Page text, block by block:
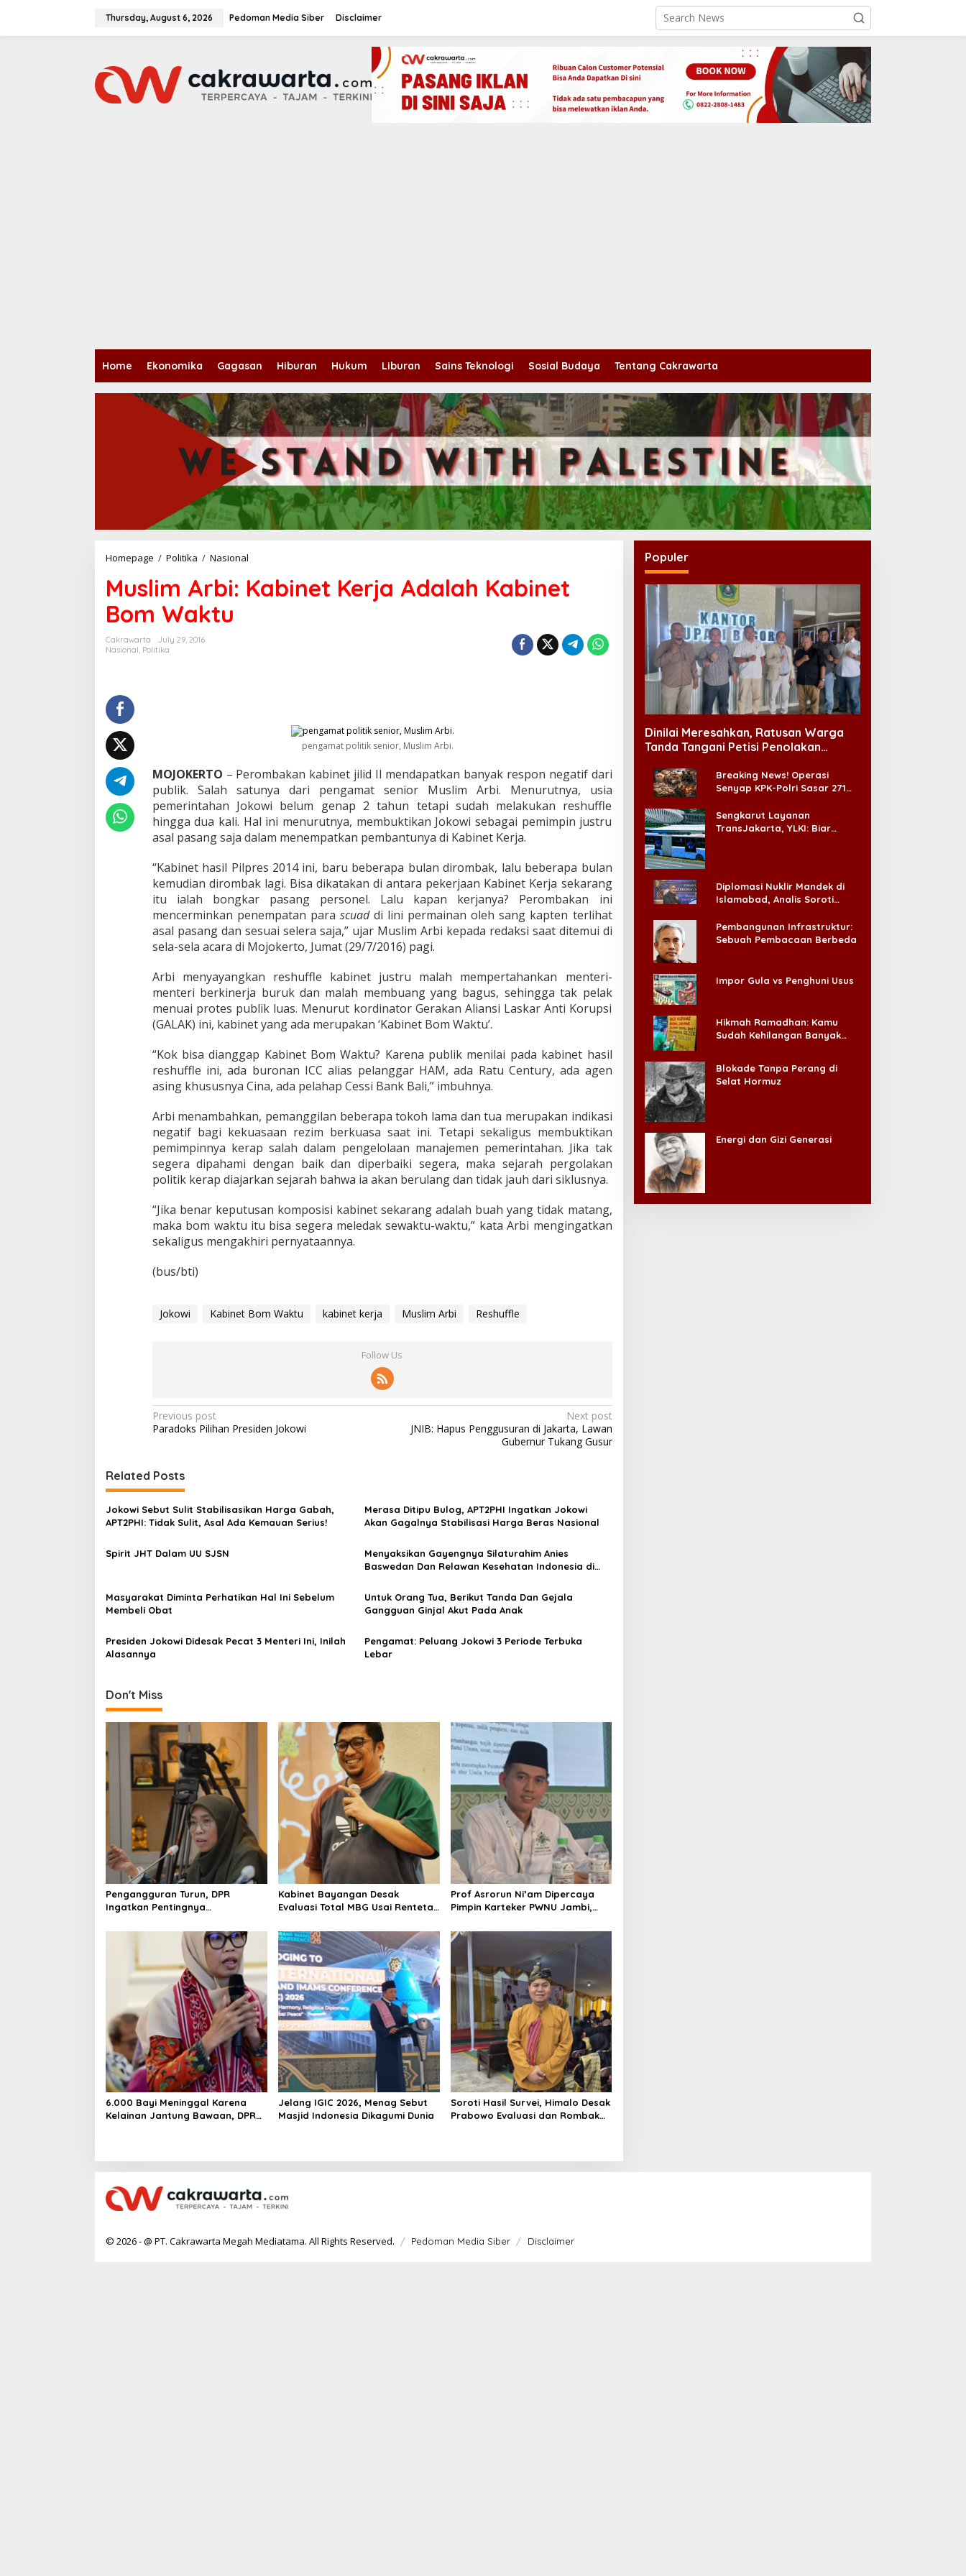
Thursday, August 6, 2026 Pedoman Media Siber Disclaimer
Home Ekonomika Gagasan Hiburan Hukum Liburan Sains Teknologi Sosial Budaya Tentang Cakrawarta
Homepage / Politika / Nasional
s
l
t
K
e
r
j
a
d
a
l
a
h
K
a
i
n
e
t
B
m
W
a
k
u
Muslim Arbi: Kabinet Kerja Adalah Kabinet
Bom Waktu
Cakrawarta
July 29, 2016
Nasional Politika
pengamat politik senior, Muslim Arbi.
MOJOKERTO – Perombakan kabinet jilid II mendapatkan banyak respon negatif dari
publik. Salah satunya dari pengamat senior Muslim Arbi. Menurutnya, usia
pemerintahan Jokowi belum genap 2 tahun tetapi sudah melakukan reshuffle
hingga dua kali. Hal ini menurutnya, membuktikan Jokowi sebagai pemimpin justru
asal pasang saja dalam menempatkan pembantunya di Kabinet Kerja.
“Kabinet hasil Pilpres 2014 ini, baru beberapa bulan dirombak, lalu beberapa bulan
kemudian dirombak lagi. Bisa dikatakan di antara pekerjaan Kabinet Kerja sekarang
itu ialah bongkar pasang personel. Lalu kapan kerjanya? Perombakan ini
mencerminkan penempatan para scuaddi lini permainan oleh sang kapten terlihat
asal pasang dan sesuai selera saja,” ujar Muslim Arbi kepada redaksi saat ditemui di
sela-sela acara di Mojokerto, Jumat (29/7/2016) pagi.
Arbi menyayangkan reshuffle kabinet justru malah mempertahankan menteri-
menteri berkinerja buruk dan malah membuang yang bagus, sehingga tak pelak
menuai protes publik luas. Menurut kordinator Gerakan Aliansi Laskar Anti Korupsi
(GALAK) ini, kabinet yang ada merupakan ‘Kabinet Bom Waktu’.
“Kok bisa dianggap Kabinet Bom Waktu? Karena publik menilai pada kabinet hasil
reshuffle ini, ada buronan ICC alias pelanggar HAM, ada Ratu Century, ada agen
asing khususnya Cina, ada pelahap Cessi Bank Bali,” imbuhnya.
Arbi menambahkan, pemanggilan beberapa tokoh lama dan tua merupakan indikasi
negatif bagi kekuasaan rezim berkuasa saat ini. Tetapi sekaligus membuktikan
pemimpinnya kerap salah dalam pengelolaan manajemen pemerintahan. Jika tak
segera dipahami dengan baik dan diperbaiki segera, maka sejarah pergolakan
politik kerap diajarkan sejarah bahwa ia akan berulang dan tidak jauh dari siklusnya.
“Jika benar keputusan komposisi kabinet sekarang adalah buah yang tidak matang,
maka bom waktu itu bisa segera meledak sewaktu-waktu,” kata Arbi mengingatkan
sekaligus mengakhiri pernyataannya.
(bus/bti)
Jokowi Kabinet Bom Waktu kabinet kerja Muslim Arbi Reshuffle
Follow Us
P
o
t
n
a
i
a
t
i
o
Previous post
Paradoks Pilihan Presiden Jokowi
Next post
JNIB: Hapus Penggusuran di Jakarta, Lawan
Gubernur Tukang Gusur
Related Posts
Jokowi Sebut Sulit Stabilisasikan Harga Gabah,
APT2PHI: Tidak Sulit, Asal Ada Kemauan Serius!
Merasa Ditipu Bulog, APT2PHI Ingatkan Jokowi
Akan Gagalnya Stabilisasi Harga Beras Nasional
Spirit JHT Dalam UU SJSN
Menyaksikan Gayengnya Silaturahim Anies
Baswedan Dan Relawan Kesehatan Indonesia di
Masyarakat Diminta Perhatikan Hal Ini Sebelum
Membeli Obat
Untuk Orang Tua, Berikut Tanda Dan Gejala
Gangguan Ginjal Akut Pada Anak
Presiden Jokowi Didesak Pecat 3 Menteri Ini, Inilah
Alasannya
Pengamat: Peluang Jokowi 3 Periode Terbuka
Lebar
Don't Miss
Pengangguran Turun, DPR
Ingatkan Pentingnya
Layak
Kabinet Bayangan Desak
Evaluasi Total MBG Usai Rentetan
Prof Asrorun Ni’am Dipercaya
Pimpin Karteker PWNU Jambi,
Kepemimpinan NU
6.000 Bayi Meninggal Karena
Kelainan Jantung Bawaan, DPR
Jelang IGIC 2026, Menag Sebut
Masjid Indonesia Dikagumi Dunia
Soroti Hasil Survei, Himalo Desak
Prabowo Evaluasi dan Rombak
Populer
Dinilai Meresahkan, Ratusan Warga
Tanda Tangani Petisi Penolakan
Breaking News! Operasi
Senyap KPK-Polri Sasar 271
Ada ‘Badai Pemeriksaan’
Sengkarut Layanan
TransJakarta, YLKI: Biar
Diplomasi Nuklir Mandek di
Islamabad, Analis Soroti
Pembangunan Infrastruktur:
Sebuah Pembacaan Berbeda
Impor Gula vs Penghuni Usus
Hikmah Ramadhan: Kamu
Sudah Kehilangan Banyak
Blokade Tanpa Perang di
Selat Hormuz
Energi dan Gizi Generasi
© 2026 - @ PT. Cakrawarta Megah Mediatama. All Rights Reserved. Pedoman Media Siber Disclaimer